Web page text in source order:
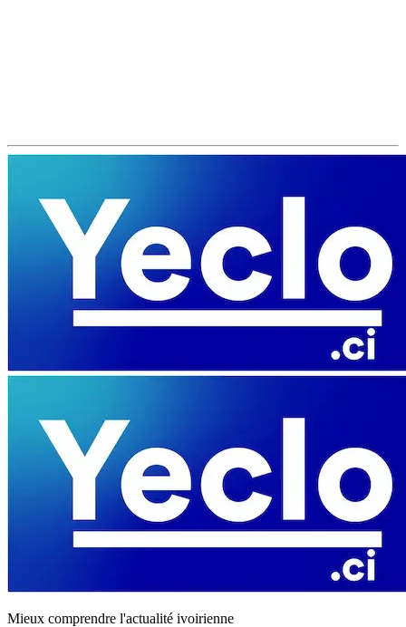
Mieux comprendre l'actualité ivoirienne